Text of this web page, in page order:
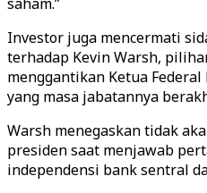
Investor juga mencermati
terhadap Kevin Warsh,
menggantikan Ketua Federal
yang masa jabatannya
Warsh menegaskan tidak
presiden saat menjawab
independensi bank sentral